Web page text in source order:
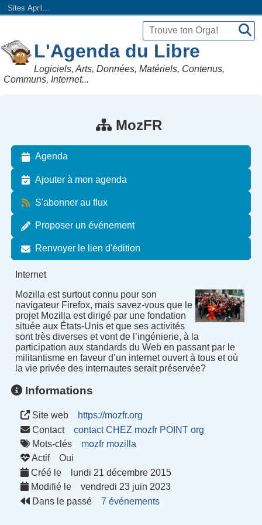
Sites April...
L'Agenda du Libre
Logiciels, Arts, Données, Matériels, Contenus,
Communs, Internet...
MozFR
Agenda
Ajouter à mon agenda
S'abonner au flux
Proposer un événement
Renvoyer le lien d'édition
Internet
Mozilla est surtout connu pour son
navigateur Firefox, mais savez-vous que le
projet Mozilla est dirigé par une fondation
située aux États-Unis et que ses activités
sont très diverses et vont de l’ingénierie, à la
participation aux standards du Web en passant par le
militantisme en faveur d’un internet ouvert à tous et où
la vie privée des internautes serait préservée?
Informations
Site web
https://mozfr.org
Contact
contact CHEZ mozfr POINT org
Mots-clés
mozfr mozilla
Actif
Oui
Créé le
lundi 21 décembre 2015
Modifié le
vendredi 23 juin 2023
Dans le passé
7 événements